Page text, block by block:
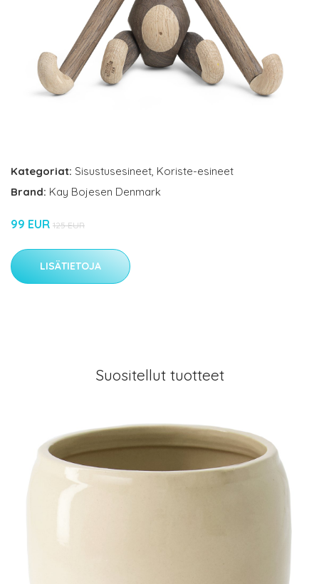
Kategoriat: Sisustusesineet, Koriste-esineet
Brand: Kay Bojesen Denmark
99 EUR 125 EUR
LISÄTIETOJA
Suositellut tuotteet